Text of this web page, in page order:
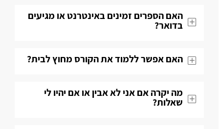
האם הספרים זמינים באינטרנט או מגיעים
בדואר?
האם אפשר ללמוד את הקורס מחוץ לבית?
מה יקרה אם אני לא אבין או אם יהיו לי
שאלות​?